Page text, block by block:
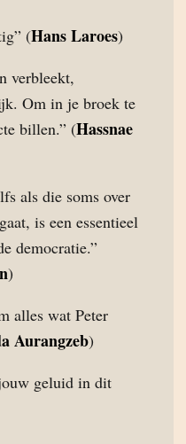
(Hans Laroes)
verbleekt,
Om in je broek te
billen.” (Hassnae
als die soms over
is een essentieel
democratie.”
)
alles wat Peter
Aurangzeb)
geluid in dit